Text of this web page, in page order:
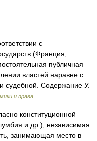
с
(Франция,
публичная
властей наравне с
судебной. Содержание У.
и права
конституционной
и др.), независимая
занимающая место в